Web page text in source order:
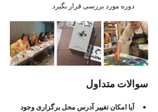
دوره مورد بررسی قرار بگیرد.
سوالات متداول
آیا امکان تغییر آدرس محل برگزاری وجود